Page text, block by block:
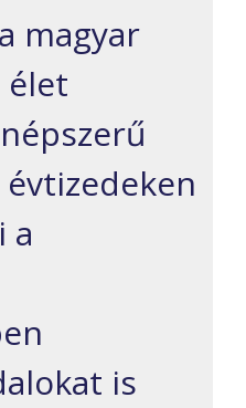
magyar
élet
a
is